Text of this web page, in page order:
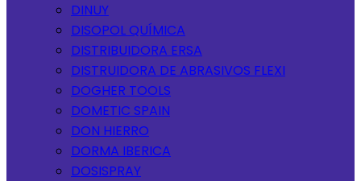
DINUY
DISOPOL QUÍMICA
DISTRIBUIDORA ERSA
DISTRUIDORA DE ABRASIVOS FLEXI
DOGHER TOOLS
DOMETIC SPAIN
DON HIERRO
DORMA IBERICA
DOSISPRAY